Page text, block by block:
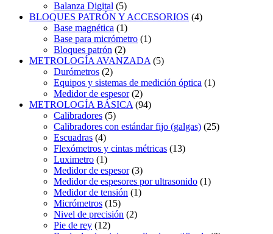
Balanza Digital (5)
BLOQUES PATRÓN Y ACCESORIOS (4)
Base magnética (1)
Base para micrómetro (1)
Bloques patrón (2)
METROLOGÍA AVANZADA (5)
Durómetros (2)
Equipos y sistemas de medición óptica (1)
Medidor de espesor (2)
METROLOGÍA BÁSICA (94)
Calibradores (5)
Calibradores con estándar fijo (galgas) (25)
Escuadras (4)
Flexómetros y cintas métricas (13)
Luximetro (1)
Medidor de espesor (3)
Medidor de espesores por ultrasonido (1)
Medidor de tensión (1)
Micrómetros (15)
Nivel de precisión (2)
Pie de rey (12)